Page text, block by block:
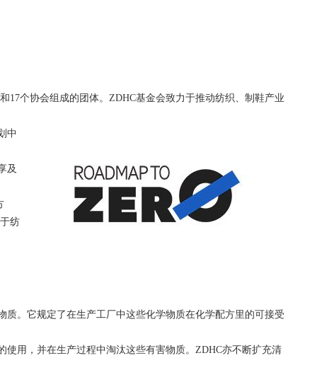
17个协会组成的团 体。ZDHC基金会致力于推动纺织、制鞋产业
中
及
纺
。它规定了在生产工厂中这些化学物质在化学配方里的可接受
用，并在生产过程中淘汰这些有害物质。ZDHC亦不断扩充清